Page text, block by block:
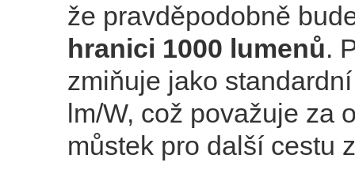
že pravděpodobně
hranici 1000 lumenů.
zmiňuje jako
lm/W, což považuje za
můstek pro další cestu